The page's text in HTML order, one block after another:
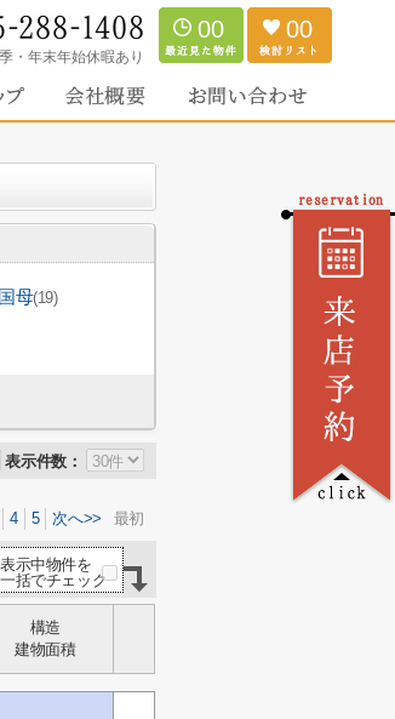
・年末年始休暇あり
00 00
国母(19)
表示件数：
4 5 次へ>> 最初
表示中物件を
一括でチェック
構造
建物面積